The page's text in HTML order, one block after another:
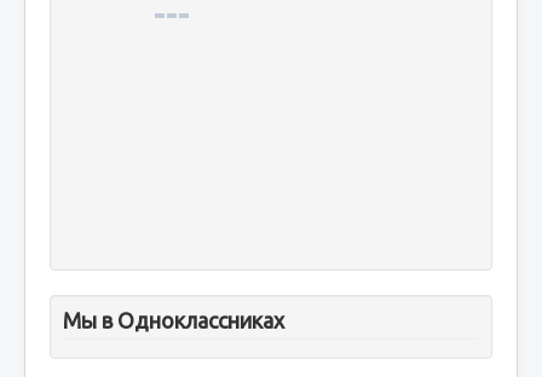
Мы в Одноклассниках